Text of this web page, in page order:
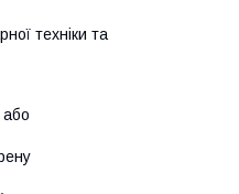
техніки та
або